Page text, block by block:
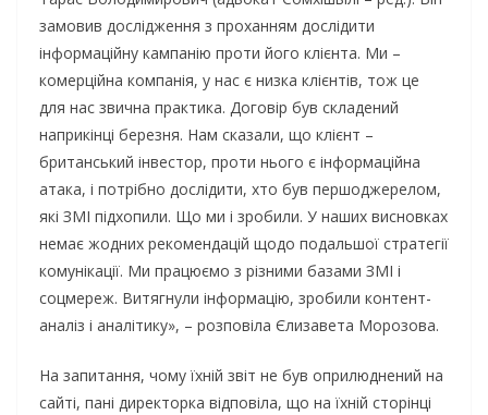
замовив дослідження з проханням дослідити
інформаційну кампанію проти його клієнта. Ми –
комерційна компанія, у нас є низка клієнтів, тож це
для нас звична практика. Договір був складений
наприкінці березня. Нам сказали, що клієнт –
британський інвестор, проти нього є інформаційна
атака, і потрібно дослідити, хто був першоджерелом,
які ЗМІ підхопили. Що ми і зробили. У наших висновках
немає жодних рекомендацій щодо подальшої стратегії
комунікації. Ми працюємо з різними базами ЗМІ і
соцмереж. Витягнули інформацію, зробили контент-
аналіз і аналітику», – розповіла Єлизавета Морозова.
На запитання, чому їхній звіт не був оприлюднений на
сайті, пані директорка відповіла, що на їхній сторінці